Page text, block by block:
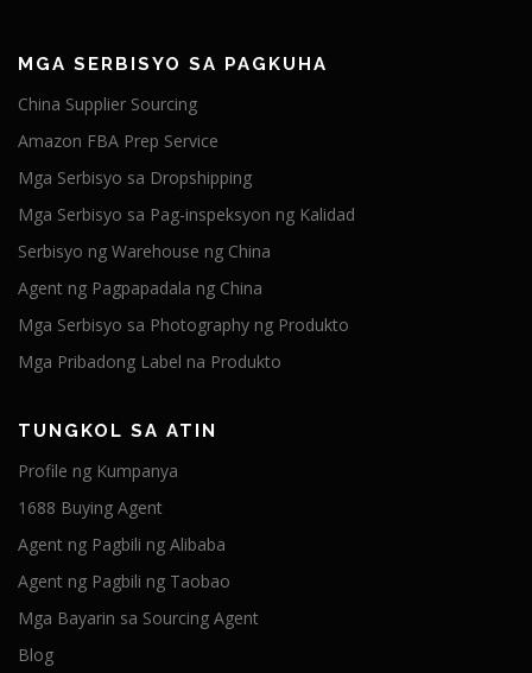
MGA SERBISYO SA PAGKUHA
China Supplier Sourcing
Amazon FBA Prep Service
Mga Serbisyo sa Dropshipping
Mga Serbisyo sa Pag-inspeksyon ng Kalidad
Serbisyo ng Warehouse ng China
Agent ng Pagpapadala ng China
Mga Serbisyo sa Photography ng Produkto
Mga Pribadong Label na Produkto
TUNGKOL SA ATIN
Profile ng Kumpanya
1688 Buying Agent
Agent ng Pagbili ng Alibaba
Agent ng Pagbili ng Taobao
Mga Bayarin sa Sourcing Agent
Blog